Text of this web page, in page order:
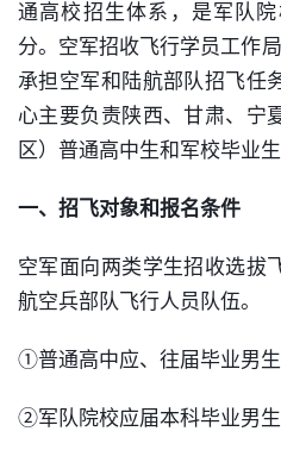
通高校招生体系，是军队
分。空军招收飞行学员工作
承担空军和陆航部队招飞任
心主要负责陕西、甘肃、宁
区）普通高中生和军校毕业生
一、招飞对象和报名条件
空军面向两类学生招收选拔
航空兵部队飞行人员队伍。
①普通高中应、往届毕业男生
②军队院校应届本科毕业男生